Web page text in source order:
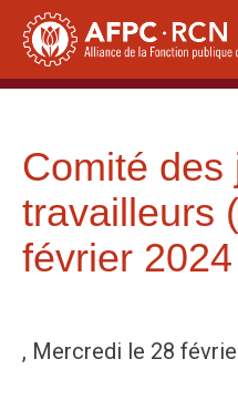
Skip
content
Comité des
travailleurs
février 2024
, Mercredi le 28